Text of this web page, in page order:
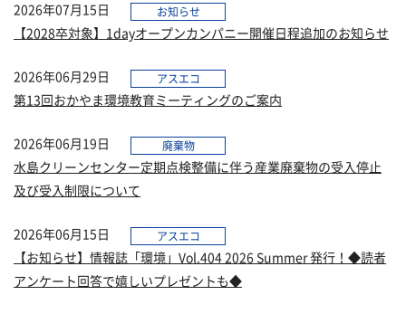
2026年07月15日 お知らせ
【2028卒対象】1dayオープンカンパニー開催日程追加のお知らせ
2026年06月29日 アスエコ
第13回おかやま環境教育ミーティングのご案内
2026年06月19日 廃棄物
水島クリーンセンター定期点検整備に伴う産業廃棄物の受入停止
及び受入制限について
2026年06月15日 アスエコ
【お知らせ】情報誌「環境」Vol.404 2026 Summer 発行！◆読者
アンケート回答で嬉しいプレゼントも◆